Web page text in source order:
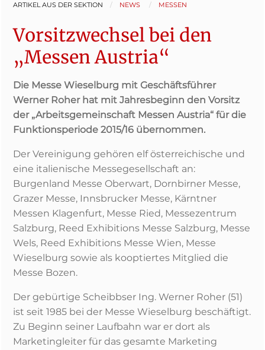
ARTIKEL AUS DER SEKTION NEWS MESSEN
Vorsitzwechsel bei den
„Messen Austria“
Die Messe Wieselburg mit Geschäftsführer
Werner Roher hat mit Jahresbeginn den Vorsitz
der „Arbeitsgemeinschaft Messen Austria“ für die
Funktionsperiode 2015/16 übernommen.
Der Vereinigung gehören elf österreichische und
eine italienische Messegesellschaft an:
Burgenland Messe Oberwart, Dornbirner Messe,
Grazer Messe, Innsbrucker Messe, Kärntner
Messen Klagenfurt, Messe Ried, Messezentrum
Salzburg, Reed Exhibitions Messe Salzburg, Messe
Wels, Reed Exhibitions Messe Wien, Messe
Wieselburg sowie als kooptiertes Mitglied die
Messe Bozen.
Der gebürtige Scheibbser Ing. Werner Roher (51)
ist seit 1985 bei der Messe Wieselburg beschäftigt.
Zu Beginn seiner Laufbahn war er dort als
Marketingleiter für das gesamte Marketing